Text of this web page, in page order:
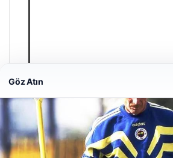
Enes Kaplan Avukatlık Bürosu
28/04/2026
Göz Atın